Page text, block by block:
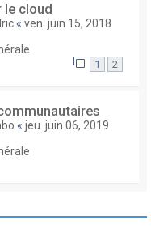
le cloud
« ven. juin 15, 2018
1 2
« jeu. juin 06, 2019